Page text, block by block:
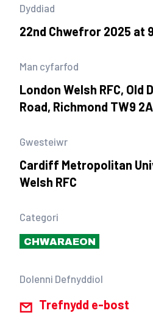
Dyddiad
22nd Chwefror 2025 at
Man cyfarfod
London Welsh RFC, Old
Road, Richmond TW9
Gwesteiwr
Cardiff Metropolitan
Welsh RFC
Categori
CHWARAEON
Dolenni Defnyddiol
Trefnydd e-bost